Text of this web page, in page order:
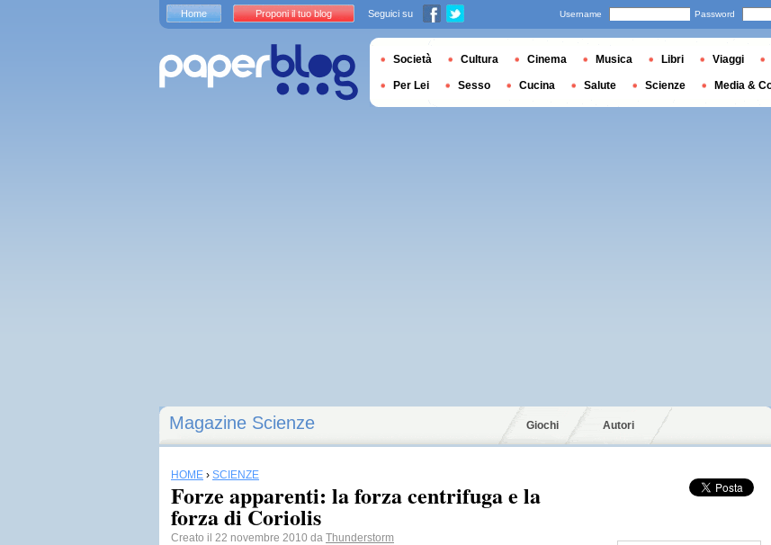
Magazine Scienze Giochi Autori
HOME › SCIENZE
Forze apparenti: la forza centrifuga e la
forza di Coriolis
Creato il 22 novembre 2010 da Thunderstorm
Home Proponi il tuo blog Seguici su Username Password
Società Cultura Cinema Musica Libri Viaggi
Per Lei Sesso Cucina Salute Scienze Media &